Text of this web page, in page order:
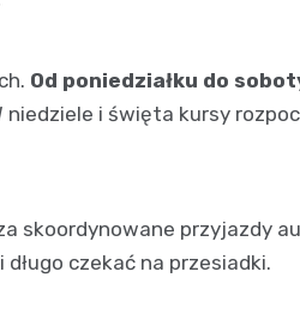
Od poniedziałku do
niedziele i święta kursy
skoordynowane przyjazdy
czekać na przesiadki.